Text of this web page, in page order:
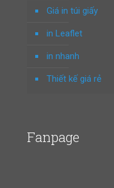
Giá in túi giấy
in Leaflet
in nhanh
Thiết kế giá rẻ
Fanpage